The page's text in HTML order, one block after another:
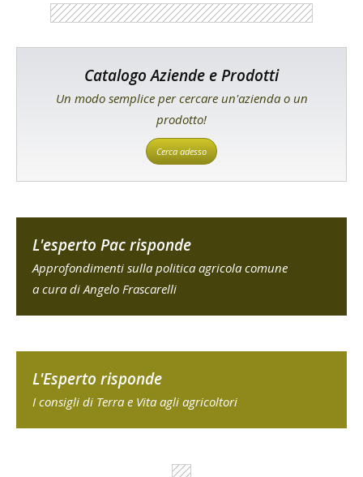
Catalogo Aziende e Prodotti
Un modo semplice per cercare un'azienda o un
prodotto!
Cerca adesso
L'esperto Pac risponde
Approfondimenti sulla politica agricola comune
a cura di Angelo Frascarelli
L'Esperto risponde
I consigli di Terra e Vita agli agricoltori